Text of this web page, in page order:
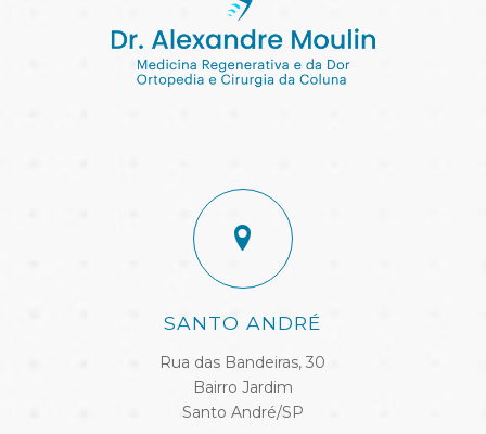
SANTO ANDRÉ
Rua das Bandeiras, 30
Bairro Jardim
Santo André/SP